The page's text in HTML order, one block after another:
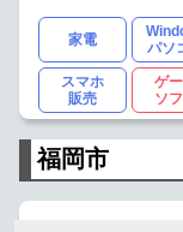
家電
パソ
スマホ
販売
ゲ
ソ
福岡市